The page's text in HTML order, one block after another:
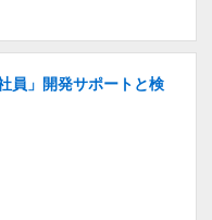
員」開発サポートと検